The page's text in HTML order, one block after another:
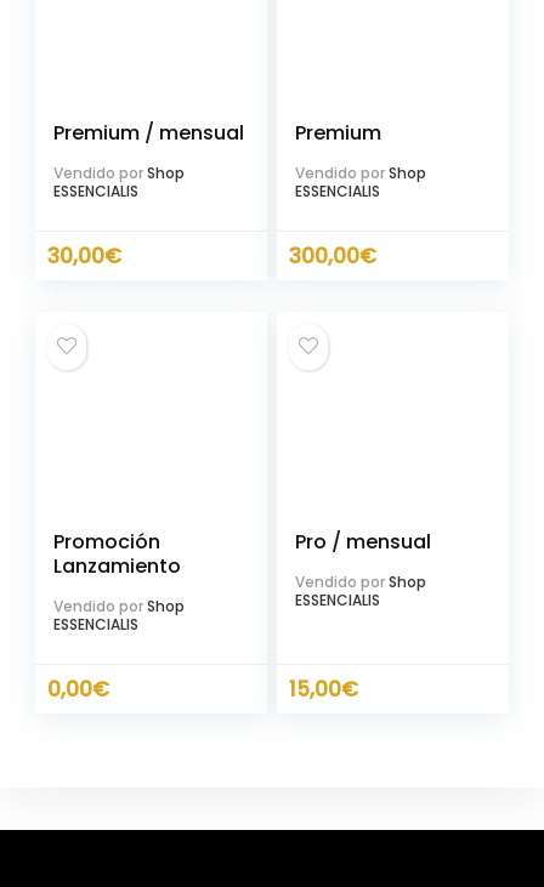
Premium / mensual
Vendido porShop
ESSENCIALIS
30,00€
Premium
Vendido porShop
ESSENCIALIS
300,00€
Promoción
Lanzamiento
Vendido porShop
ESSENCIALIS
0,00€
Pro / mensual
Vendido porShop
ESSENCIALIS
15,00€